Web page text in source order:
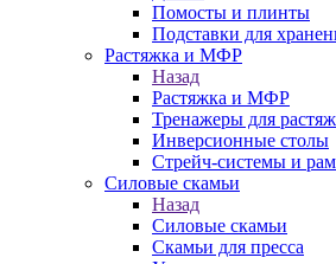
Помосты и плинты
Подставки для
Растяжка и МФР
Назад
Растяжка и МФР
Тренажеры для
Инверсионные столы
Стрейч-системы и
Силовые скамьи
Назад
Силовые скамьи
Скамьи для пресса